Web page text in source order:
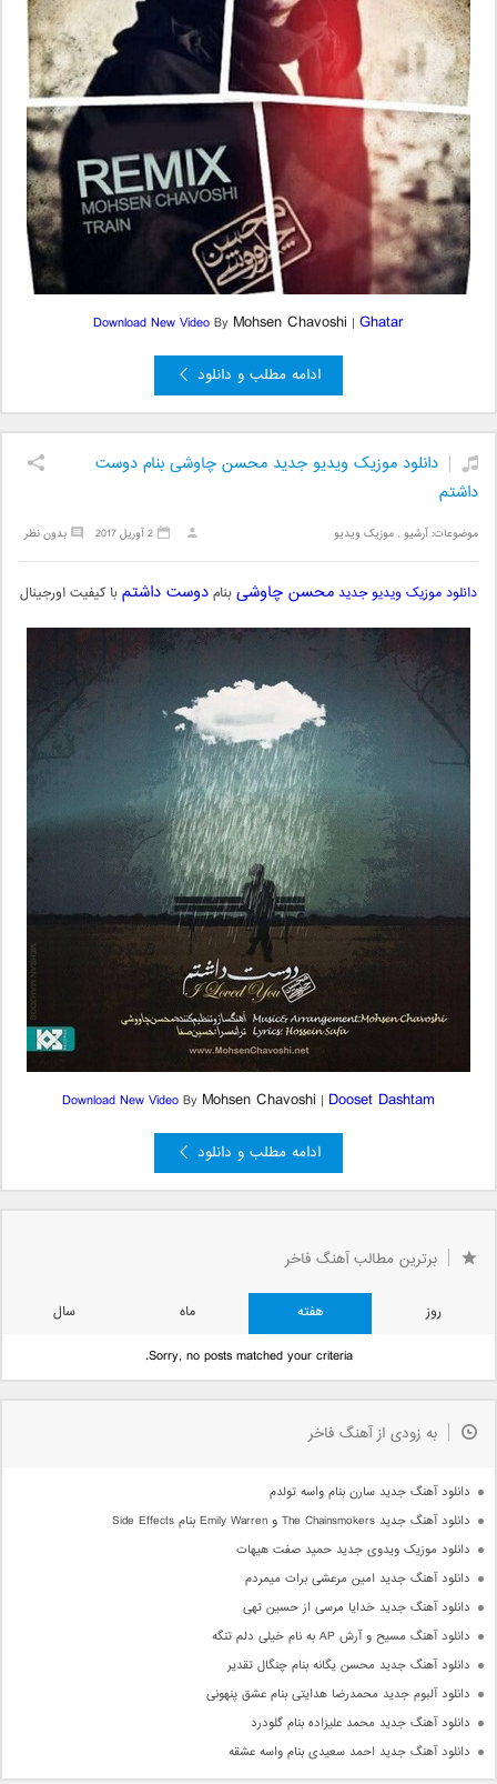
Download New VideoBy Mohsen Chavoshi | Ghatar
ادامه مطلب و دانلود
دانلود موزیک ویدیو جدید محسن چاوشی بنام دوست
داشتم
موضوعات:آرشیو ,موزیک ویدیو بدون نظر 2 آوریل 2017
دانلود موزیک ویدیو جدید محسن چاوشیبنامدوست داشتمبا کیفیت اورجینال
Download New VideoBy Mohsen Chavoshi | Dooset Dashtam
ادامه مطلب و دانلود
برترین مطالب آهنگ فاخر
روز هفته ماه
سال
Sorry, no posts matched your criteria.
به زودی از آهنگ فاخر
دانلود آهنگ جدید سارن بنام واسه تولدم
دانلود آهنگ جدید The Chainsmokers و Emily Warren بنام Side Effects
دانلود موزیک ویدوی جدید حمید صفت هیهات
دانلود آهنگ جدید امین مرعشی برات میمردم
دانلود آهنگ جدید خدایا مرسی از حسین تهی
دانلود آهنگ مسیح و آرش AP به نام خیلی دلم تنگه
دانلود آهنگ جدید محسن یگانه بنام چنگال تقدیر
دانلود آلبوم جدید محمدرضا هدایتی بنام عشق پنهونی
دانلود آهنگ جدید محمد علیزاده بنام گلودرد
دانلود آهنگ جدید احمد سعیدی بنام واسه عشقه